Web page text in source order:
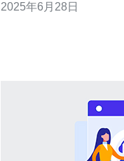
最佳选择。 香港Cera高防服务器拥有先进的技术和经验丰
2025年6月28日